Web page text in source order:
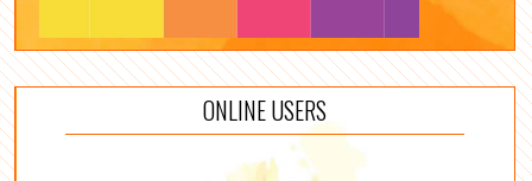
ONLINE USERS